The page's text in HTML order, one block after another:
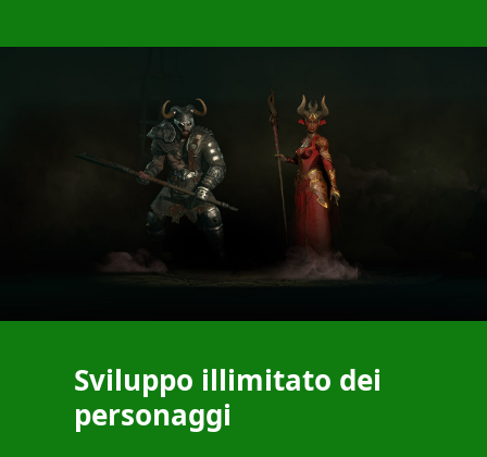
Sviluppo illimitato dei
personaggi